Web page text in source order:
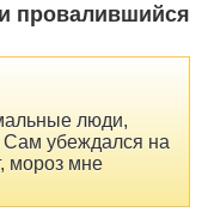
провалившийся
люди,
Сам убеждался на
мороз мне